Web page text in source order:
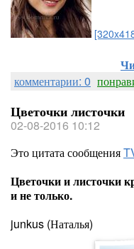
комментарии: 0
Цветочки листочки
02-08-2016 10:12
Это цитата сообщения
Цветочки и листочки
и не только.
junkus (Наталья)